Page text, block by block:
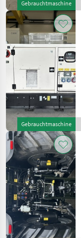
Gebrauchtmaschine
Gebrauchtmaschine